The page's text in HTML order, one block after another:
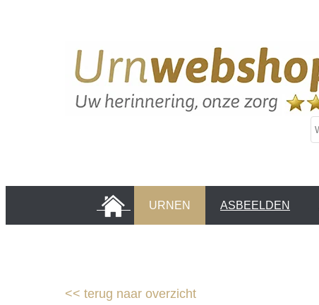
HOME URNEN ASBEELDEN
<< terug naar overzicht